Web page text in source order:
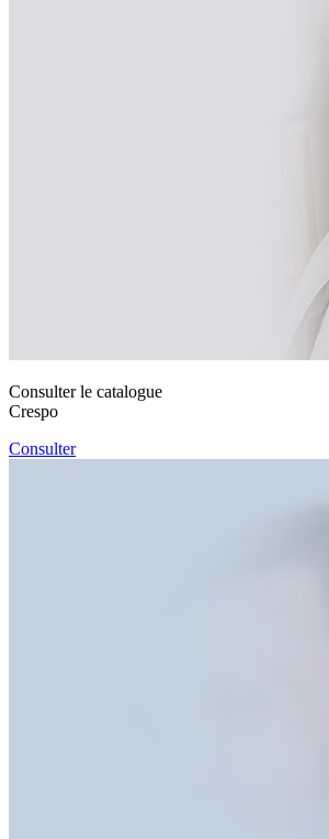
Consulter le catalogue
Crespo
Consulter